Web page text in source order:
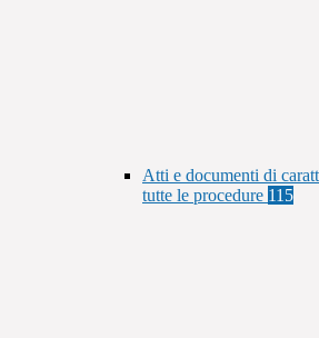
Atti e documenti di
tutte le procedure 115